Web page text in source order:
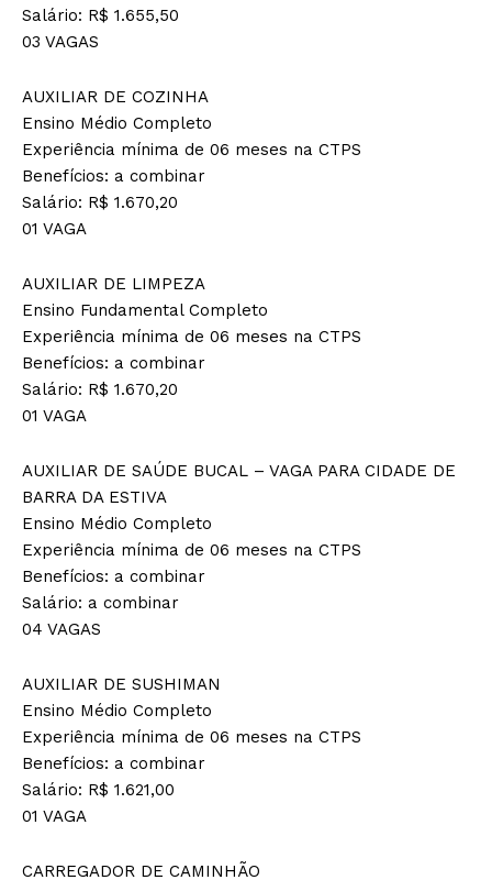
Salário: R$ 1.655,50
03 VAGAS
AUXILIAR DE COZINHA
Ensino Médio Completo
Experiência mínima de 06 meses na CTPS
Benefícios: a combinar
Salário: R$ 1.670,20
01 VAGA
AUXILIAR DE LIMPEZA
Ensino Fundamental Completo
Experiência mínima de 06 meses na CTPS
Benefícios: a combinar
Salário: R$ 1.670,20
01 VAGA
AUXILIAR DE SAÚDE BUCAL – VAGA PARA CIDADE DE
BARRA DA ESTIVA
Ensino Médio Completo
Experiência mínima de 06 meses na CTPS
Benefícios: a combinar
Salário: a combinar
04 VAGAS
AUXILIAR DE SUSHIMAN
Ensino Médio Completo
Experiência mínima de 06 meses na CTPS
Benefícios: a combinar
Salário: R$ 1.621,00
01 VAGA
CARREGADOR DE CAMINHÃO